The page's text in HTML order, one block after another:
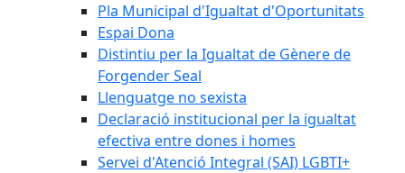
Pla Municipal d'Igualtat d'Oportunitats
Espai Dona
Distintiu per la Igualtat de Gènere de
Forgender Seal
Llenguatge no sexista
Declaració institucional per la igualtat
efectiva entre dones i homes
Servei d'Atenció Integral (SAI) LGBTI+